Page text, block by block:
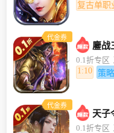
复古单职
代金券
鏖战
0.1折专区
1:10 策
代金券
天子
0.1折专区